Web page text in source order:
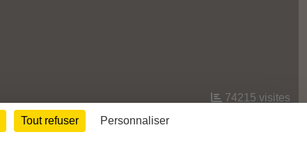
74215 visites
Tout refuser Personnaliser